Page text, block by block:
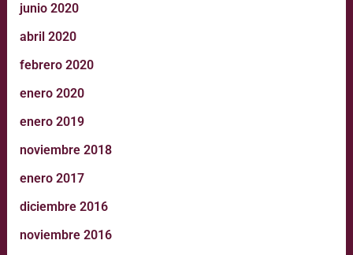
junio 2020
abril 2020
febrero 2020
enero 2020
enero 2019
noviembre 2018
enero 2017
diciembre 2016
noviembre 2016